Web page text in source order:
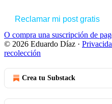
Reclamar mi post gratis
O compra una suscripción de
© 2026 Eduardo Díaz ·
recolección
Crea tu Substack